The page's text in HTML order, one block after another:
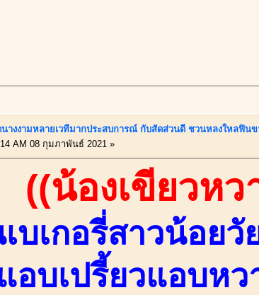
างงามหลายเวทีมากประสบการณ์ กับสัดส่วนดี ชวนหลงใหลฟินข
AM 08 กุมภาพันธ์ 2021 »
((น้องเขียวหว
บเกอรี่สาวน้อย
อบเปรี้ยวแอบหว